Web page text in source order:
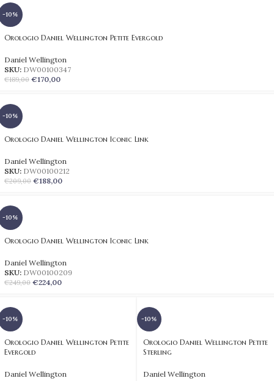
-10%
Orologio Daniel Wellington Petite Evergold
Daniel Wellington
SKU: DW00100347
€189,00 €170,00
-10%
Orologio Daniel Wellington Iconic Link
Daniel Wellington
SKU: DW00100212
€209,00 €188,00
-10%
Orologio Daniel Wellington Iconic Link
Daniel Wellington
SKU: DW00100209
€249,00 €224,00
-10%
Orologio Daniel Wellington Petite
Evergold
Daniel Wellington
-10%
Orologio Daniel Wellington Petite
Sterling
Daniel Wellington